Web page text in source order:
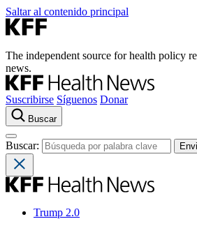
Saltar al contenido principal
The independent source for health policy
news.
Suscribirse Síguenos Donar
Buscar
Buscar:
Trump 2.0